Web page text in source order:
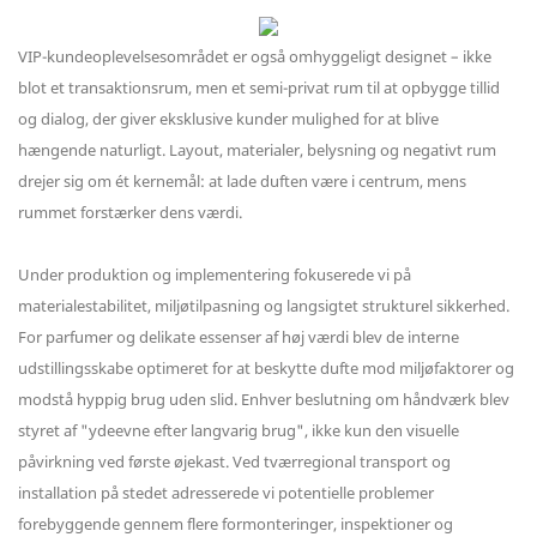
VIP-kundeoplevelsesområdet er også omhyggeligt designet – ikke
blot et transaktionsrum, men et semi-privat rum til at opbygge tillid
og dialog, der giver eksklusive kunder mulighed for at blive
hængende naturligt. Layout, materialer, belysning og negativt rum
drejer sig om ét kernemål: at lade duften være i centrum, mens
rummet forstærker dens værdi.
Under produktion og implementering fokuserede vi på
materialestabilitet, miljøtilpasning og langsigtet strukturel sikkerhed.
For parfumer og delikate essenser af høj værdi blev de interne
udstillingsskabe optimeret for at beskytte dufte mod miljøfaktorer og
modstå hyppig brug uden slid. Enhver beslutning om håndværk blev
styret af "ydeevne efter langvarig brug", ikke kun den visuelle
påvirkning ved første øjekast. Ved tværregional transport og
installation på stedet adresserede vi potentielle problemer
forebyggende gennem flere formonteringer, inspektioner og